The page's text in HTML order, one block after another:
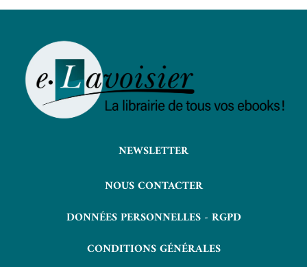
NEWSLETTER
NOUS CONTACTER
DONNÉES PERSONNELLES - RGPD
CONDITIONS GÉNÉRALES